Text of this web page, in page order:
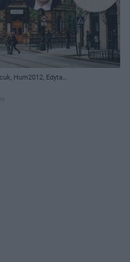
Hum2012, Edyta
Archiwum